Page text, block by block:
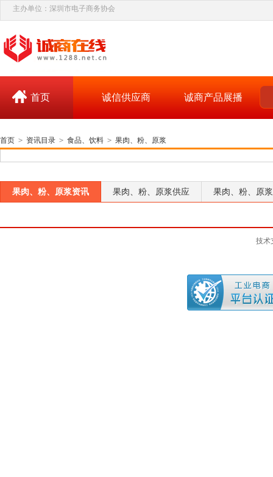
主办单位：深圳市电子商务协会
首页 诚信供应商 诚商产品展播
首页 > 资讯目录 > 食品、饮料 > 果肉、粉、原浆
果肉、粉、原浆资讯 果肉、粉、原浆供应 果肉、粉、原
技术